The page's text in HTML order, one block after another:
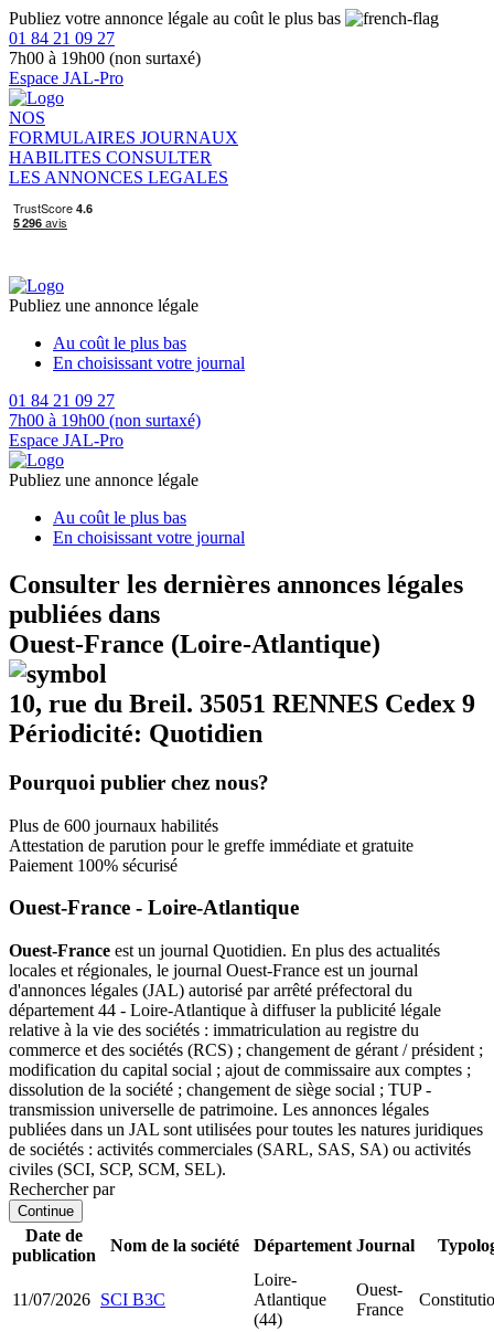
Publiez votre annonce légale au coût le plus bas
01 84 21 09 27
7h00 à 19h00 (non surtaxé)
Espace JAL-Pro
NOS
FORMULAIRES JOURNAUX
HABILITES CONSULTER
LES ANNONCES LEGALES
Publiez une annonce légale
Au coût le plus bas
En choisissant votre journal
01 84 21 09 27
7h00 à 19h00 (non surtaxé)
Espace JAL-Pro
Publiez une annonce légale
Au coût le plus bas
En choisissant votre journal
Consulter les dernières annonces légales
publiées dans
Ouest-France (Loire-Atlantique)
10, rue du Breil. 35051 RENNES Cedex 9
Périodicité: Quotidien
Pourquoi publier chez nous?
Plus de 600 journaux habilités
Attestation de parution pour le greffe immédiate et gratuite
Paiement 100% sécurisé
Ouest-France - Loire-Atlantique
Ouest-France est un journal Quotidien. En plus des actualités
locales et régionales, le journal Ouest-France est un journal
d'annonces légales (JAL) autorisé par arrêté préfectoral du
département 44 - Loire-Atlantique à diffuser la publicité légale
relative à la vie des sociétés : immatriculation au registre du
commerce et des sociétés (RCS) ; changement de gérant / président ;
modification du capital social ; ajout de commissaire aux comptes ;
dissolution de la société ; changement de siège social ; TUP -
transmission universelle de patrimoine. Les annonces légales
publiées dans un JAL sont utilisées pour toutes les natures juridiques
de sociétés : activités commerciales (SARL, SAS, SA) ou activités
civiles (SCI, SCP, SCM, SEL).
Rechercher par
Continue
Date de
publication
Nom de la société Département Journal
11/07/2026 SCI B3C
Loire-
Atlantique
(44)
Ouest-
France